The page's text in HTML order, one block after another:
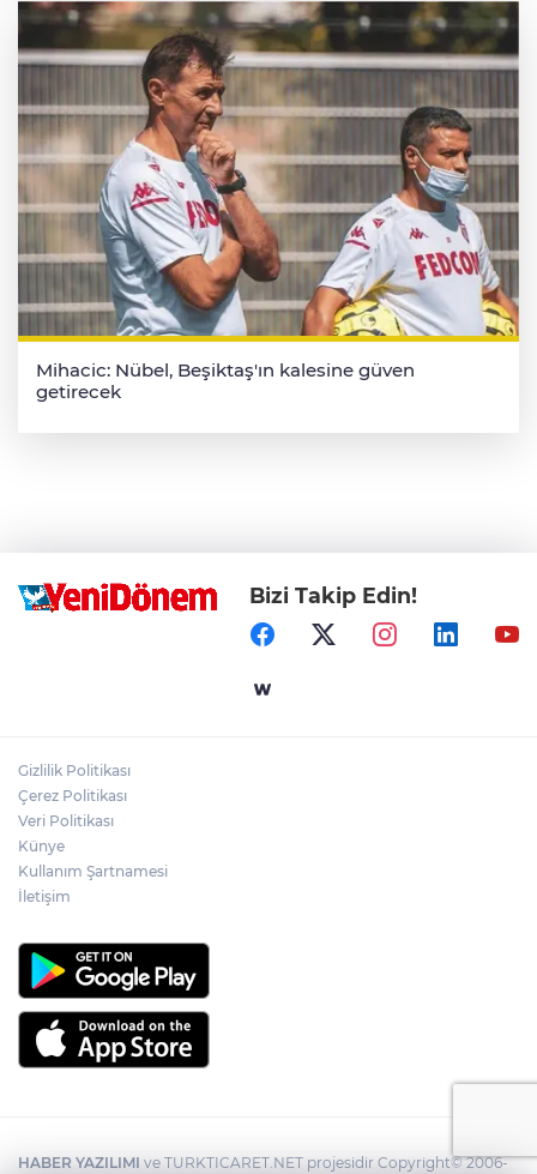
Mihacic: Nübel, Beşiktaş'ın kalesine güven
getirecek
Bizi Takip Edin!
Gizlilik Politikası
Çerez Politikası
Veri Politikası
Künye
Kullanım Şartnamesi
İletişim
HABER YAZILIMI ve TURKTICARET.NET projesidir Copyright© 2006-